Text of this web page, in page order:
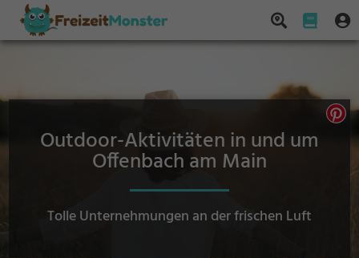
Outdoor-Aktivitäten in und um
Offenbach am Main
Tolle Unternehmungen an der frischen Luft